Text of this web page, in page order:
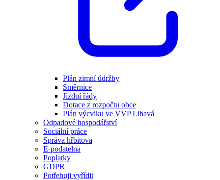
Plán zimní údržby
Směrnice
Jízdní řády
Dotace z rozpočtu obce
Plán výcviku ve VVP Libavá
Odpadové hospodářství
Sociální práce
Správa hřbitova
E-podatelna
Poplatky
GDPR
Potřebuji vyřídit